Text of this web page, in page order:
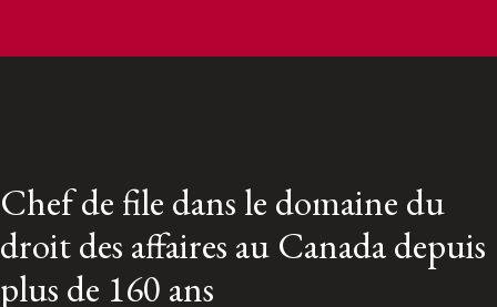
Chef de file dans le domaine du
droit des affaires au Canada depuis
plus de 160 ans